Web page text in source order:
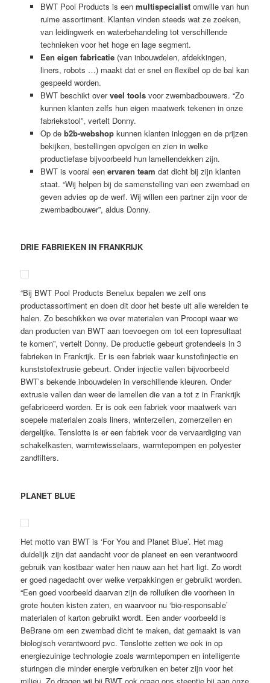
BWT Pool Products is een multispecialistomwille van hun
ruime assortiment. Klanten vinden steeds wat ze zoeken,
van leidingwerk en waterbehandeling tot verschillende
technieken voor het hoge en lage segment.
Een eigen fabricatie(van inbouwdelen, afdekkingen,
liners, robots …) maakt dat er snel en flexibel op de bal kan
gespeeld worden.
BWT beschikt overveel toolsvoor zwembadbouwers. “Zo
kunnen klanten zelfs hun eigen maatwerk tekenen in onze
fabriekstool”, vertelt Donny.
Op de b2b-webshopkunnen klanten inloggen en de prijzen
bekijken, bestellingen opvolgen en zien in welke
productiefase bijvoorbeeld hun lamellendekken zijn.
BWT is vooral een ervaren team dat dicht bij zijn klanten
staat. “Wij helpen bij de samenstelling van een zwembad en
geven advies op de werf. Wij willen een partner zijn voor de
zwembadbouwer”, aldus Donny.
DRIE FABRIEKEN IN FRANKRIJK
“Bij BWT Pool Products Benelux bepalen we zelf ons
productassortiment en doen dit door het beste uit alle werelden te
halen. Zo beschikken we over materialen van Procopi waar we
dan producten van BWT aan toevoegen om tot een topresultaat
te komen”, vertelt Donny. De productie gebeurt grotendeels in 3
fabrieken in Frankrijk. Er is een fabriek waar kunstofinjectie en
kunststofextrusie gebeurt. Onder injectie vallen bijvoorbeeld
BWT’s bekende inbouwdelen in verschillende kleuren. Onder
extrusie vallen dan weer de lamellen die van a tot z in Frankrijk
gefabriceerd worden. Er is ook een fabriek voor maatwerk van
soepele materialen zoals liners, winterzeilen, zomerzeilen en
dergelijke. Tenslotte is er een fabriek voor de vervaardiging van
schakelkasten, warmtewisselaars, warmtepompen en polyester
zandfilters.
PLANET BLUE
Het motto van BWT is ‘For You and Planet Blue’. Het mag
duidelijk zijn dat aandacht voor de planeet en een verantwoord
gebruik van kostbaar water hen nauw aan het hart ligt. Zo wordt
er goed nagedacht over welke verpakkingen er gebruikt worden.
“Een goed voorbeeld daarvan zijn de rolluiken die voorheen in
grote houten kisten zaten, en waarvoor nu ‘bio-responsable’
materialen of karton gebruikt wordt. Een ander voorbeeld is
BeBrane om een zwembad dicht te maken, dat gemaakt is van
biologisch verantwoord pvc. Tenslotte zetten we ook in op
energiezuinige technologie zoals warmtepompen en intelligente
sturingen die minder energie verbruiken en beter zijn voor het